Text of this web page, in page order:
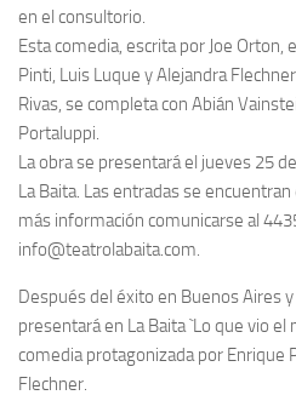
en el consultorio.
Esta comedia, escrita por Joe Orton,
Pinti, Luis Luque y Alejandra
Rivas, se completa con Abián
Portaluppi.
La obra se presentará el jueves 25
La Baita. Las entradas se
más información comunicarse al
info@teatrolabaita.com.
Después del éxito en Buenos Aires
presentará en La Baita `Lo que vio
comedia protagonizada por Enrique
Flechner.